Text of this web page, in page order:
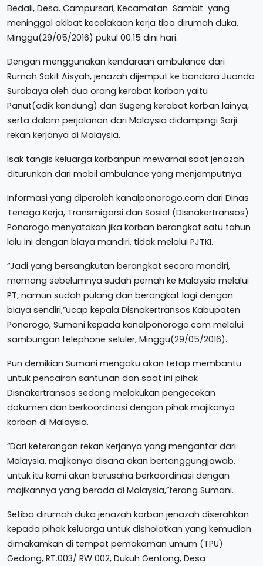
Bedali, Desa. Campursari, Kecamatan Sambit yang
meninggal akibat kecelakaan kerja tiba dirumah duka,
Minggu(29/05/2016) pukul 00.15 dini hari.
Dengan menggunakan kendaraan ambulance dari
Rumah Sakit Aisyah, jenazah dijemput ke bandara Juanda
Surabaya oleh dua orang kerabat korban yaitu
Panut(adik kandung) dan Sugeng kerabat korban lainya,
serta dalam perjalanan dari Malaysia didampingi Sarji
rekan kerjanya di Malaysia.
Isak tangis keluarga korbanpun mewarnai saat jenazah
diturunkan dari mobil ambulance yang menjemputnya.
Informasi yang diperoleh kanalponorogo.com dari Dinas
Tenaga Kerja, Transmigarsi dan Sosial (Disnakertransos)
Ponorogo menyatakan jika korban berangkat satu tahun
lalu ini dengan biaya mandiri, tidak melalui PJTKI.
“Jadi yang bersangkutan berangkat secara mandiri,
memang sebelumnya sudah pernah ke Malaysia melalui
PT, namun sudah pulang dan berangkat lagi dengan
biaya sendiri,”ucap kepala Disnakertransos Kabupaten
Ponorogo, Sumani kepada kanalponorogo.com melalui
sambungan telephone seluler, Minggu(29/05/2016).
Pun demikian Sumani mengaku akan tetap membantu
untuk pencairan santunan dan saat ini pihak
Disnakertransos sedang melakukan pengecekan
dokumen dan berkoordinasi dengan pihak majikanya
korban di Malaysia.
“Dari keterangan rekan kerjanya yang mengantar dari
Malaysia, majikanya disana akan bertanggungjawab,
untuk itu kami akan berusaha berkoordinasi dengan
majikannya yang berada di Malaysia,”terang Sumani.
Setiba dirumah duka jenazah korban jenazah diserahkan
kepada pihak keluarga untuk disholatkan yang kemudian
dimakamkan di tempat pemakaman umum (TPU)
Gedong, RT.003/ RW 002, Dukuh Gentong, Desa